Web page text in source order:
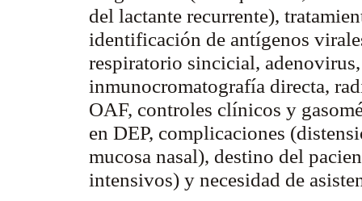
del lactante recurrente),
identificación de antígenos
respiratorio sincicial,
inmunocromatografía directa,
OAF, controles clínicos y
en DEP, complicaciones
mucosa nasal), destino del
intensivos) y necesidad de